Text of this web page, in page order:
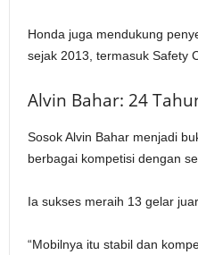
Honda juga mendukung
sejak 2013, termasuk Safety
Alvin Bahar: 24
Sosok Alvin Bahar menjadi
berbagai kompetisi dengan
Ia sukses meraih 13 gelar
“Mobilnya itu stabil dan